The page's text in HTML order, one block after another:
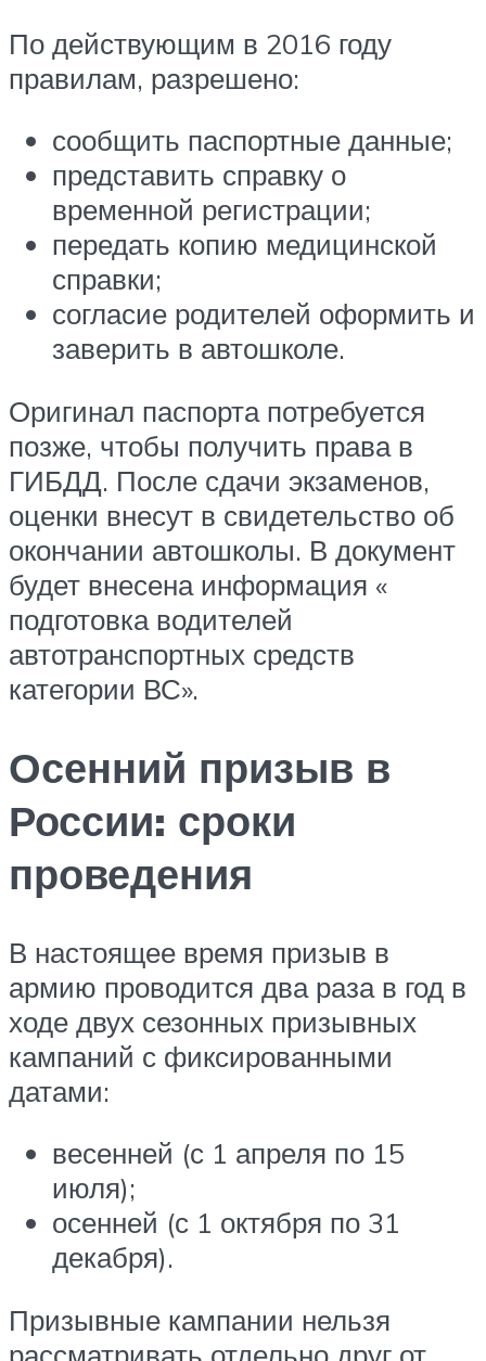
По действующим в 2016 году
правилам, разрешено:
сообщить паспортные данные;
представить справку о
временной регистрации;
передать копию медицинской
справки;
согласие родителей оформить и
заверить в автошколе.
Оригинал паспорта потребуется
позже, чтобы получить права в
ГИБДД. После сдачи экзаменов,
оценки внесут в свидетельство об
окончании автошколы. В документ
будет внесена информация «
подготовка водителей
автотранспортных средств
категории ВС».
Осенний призыв в
России: сроки
проведения
В настоящее время призыв в
армию проводится два раза в год в
ходе двух сезонных призывных
кампаний с фиксированными
датами:
весенней (с 1 апреля по 15
июля);
осенней (с 1 октября по 31
декабря).
Призывные кампании нельзя